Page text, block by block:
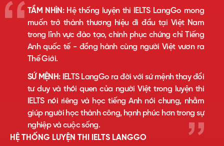
TẦM NHÌN:Hệ thống luyện thi IELTS LangGo mong
muốn trở thành thương hiệu đi đầu tại Việt Nam
trong lĩnh vực đào tạo, chinh phục chứng chỉ Tiếng
Anh quốc tế - đồng hành cùng người Việt vươn ra
Thế Giới.
SỨ MỆNH:IELTS LangGo ra đời với sứ mệnh thay đổi
tư duy và thói quen của người Việt trong luyện thi
IELTS nói riêng và học tiếng Anh nói chung, nhằm
giúp người học thành công, hạnh phúc hơn trong sự
nghiệp và cuộc sống.
HỆ THỐNG LUYỆN THI IELTS LANGGO